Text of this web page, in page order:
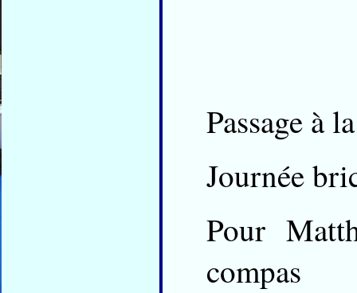
Passage à
Journée
Pour
compas